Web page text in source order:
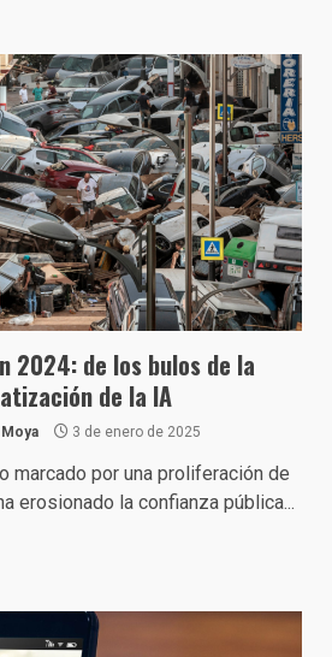
2024: de los bulos de la
de la IA
3 de enero de 2025
marcado por una proliferación de
erosionado la confianza pública...